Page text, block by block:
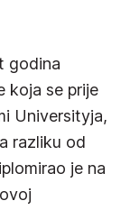
godina
koja se prije
Universityja,
razliku od
je na